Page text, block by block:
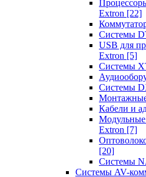
Extron [22]
Системы
USB для
Extron [5]
Системы
Системы
Кабели и
Extron [7]
[20]
Системы
Системы AV-